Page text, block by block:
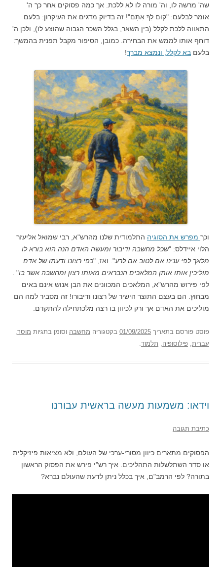
שה' מרשה לו, וה' מורה לו לא ללכת. אך כמה פסוקים אחר כך ה'
אומר לבלעם: "קוּם לֵךְ אִתָּם"! זה בדיוק מדגים את העיקרון: בלעם
התאווה ללכת לקלל (בין השאר, בגלל השכר הגבוה שהוצע לו), ולכן ה'
דוחף אותו לממש את הבחירה. כמובן, הסיפור מקבל תפנית בהמשך:
בלעם בא לקלל, ונמצא מברך!
וכך מפרש את הסוגיה התלמודית שלנו מהרש"א, רבי שמואל אליעזר
הלוי איידלס: "שכל מחשבה ודיבור ומעשה האדם הנה הוא בורא לו
מלאך לפי ענינו אם לטוב אם לרע". ואז, "כפי רצונו ודעתו של אדם
מוליכין אותו אותן המלאכים הנבראים מאותו רצון ומחשבה אשר בו" .
לפי פירוש מהרש"א, המלאכים המכוונים את הבן אנוש אינם באים
מבחוץ. הם בעצם התוצר הישיר של רצונו ודיבורו! זה מסביר למה הם
מוליכים את האדם אך ורק לכיוון בו רצה מלכתחילה להתקדם.
פוסט פורסם בתאריך 01/09/2025 בקטגוריה מחשבה וסומן בתגיות מוסר
עברית פילוסופיה תלמוד
וידאו: משמעות מעשה בראשית עבורנו
כתיבת תגובה
הפסוקים מתארים כיוון מסורי-ערכי של העולם, ולא מציאות פיזיקלית
או סדר השתלשלות התהליכים. איך רש"י פירש את הפסוק הראשון
בתורה? לפי הרמב"ם, איך בכלל ניתן לדעת שהעולם נברא?